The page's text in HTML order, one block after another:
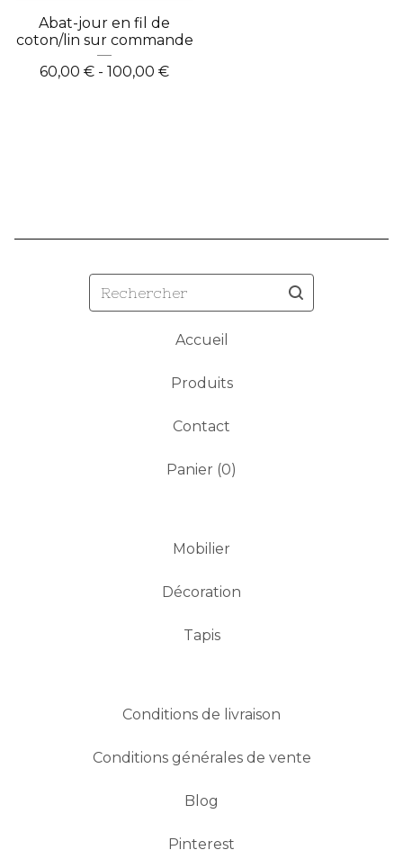
Abat-jour en fil de
coton/lin sur commande
60,00 € - 100,00 €
Rechercher
Accueil
Produits
Contact
Panier (0)
Mobilier
Décoration
Tapis
Conditions de livraison
Conditions générales de vente
Blog
Pinterest